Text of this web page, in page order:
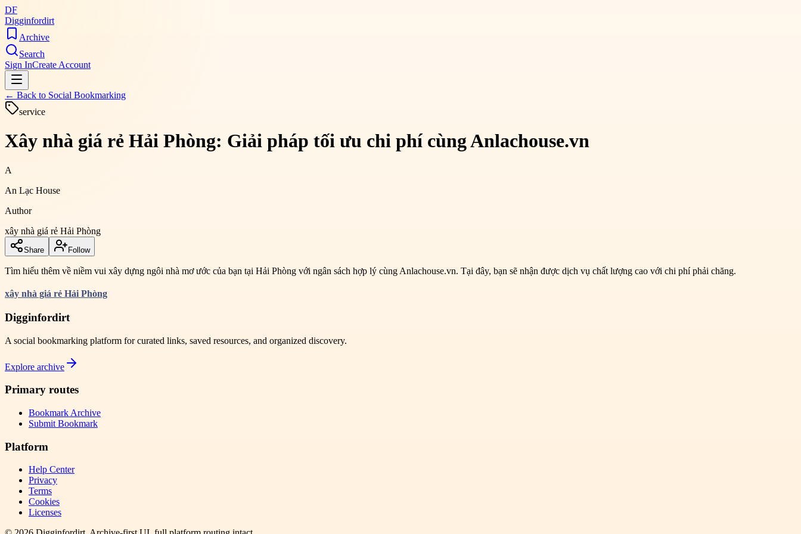
DF
Digginfordirt
Archive
Search
Sign InCreate Account
← Back to Social Bookmarking
service
Xây nhà giá rẻ Hải Phòng: Giải pháp tối ưu chi phí cùng Anlachouse.vn
A
An Lạc House
Author
xây nhà giá rẻ Hải Phòng
Share Follow
Tìm hiểu thêm về niềm vui xây dựng ngôi nhà mơ ước của bạn tại Hải Phòng với ngân sách hợp lý cùng Anlachouse.vn. Tại đây, bạn sẽ nhận được dịch vụ chất lượng cao với chi phí phải chăng.
xây nhà giá rẻ Hải Phòng
Digginfordirt
A social bookmarking platform for curated links, saved resources, and organized discovery.
Explore archive
Primary routes
Bookmark Archive
Submit Bookmark
Platform
Help Center
Privacy
Terms
Cookies
Licenses